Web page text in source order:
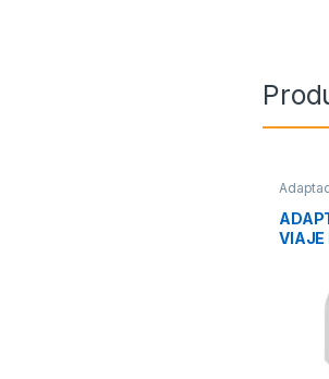
Corriente
VIAJE